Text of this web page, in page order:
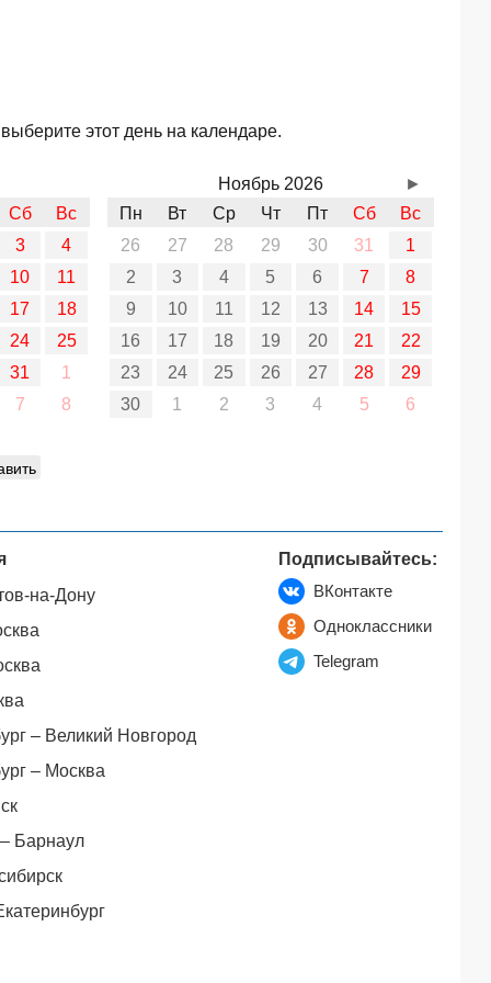
этот день на календаре.
Сб
Вс
3
4
10
11
17
18
24
25
31
1
7
8
Ноябрь 2026
Пн
Вт Ср Чт Пт Сб
Вс
26
27 28 29 30 31
1
2
3 4 5 6 7
8
9
10 11 12 13 14
15
16
17 18 19 20 21
22
23
24 25 26 27 28
29
30
1 2 3 4 5 6
►
на-Дону
– Великий Новгород
– Москва
Барнаул
Подписывайтесь:
ВКонтакте
Одноклассники
Telegram